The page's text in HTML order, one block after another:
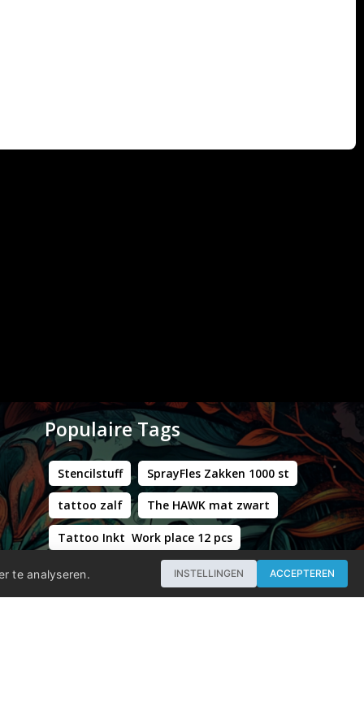
Populaire Tags
Stencilstuff SprayFles Zakken 1000 st
tattoo zalf The HAWK mat zwart
Tattoo Inkt Work place 12 pcs
Hustle Butter Deluxe Zakjes
Professional - Workstation Pro - Matt Black
te analyseren. INSTELLINGEN ACCEPTEREN